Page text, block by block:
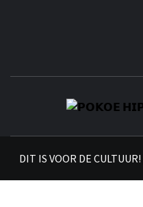
DIT IS VOOR DE